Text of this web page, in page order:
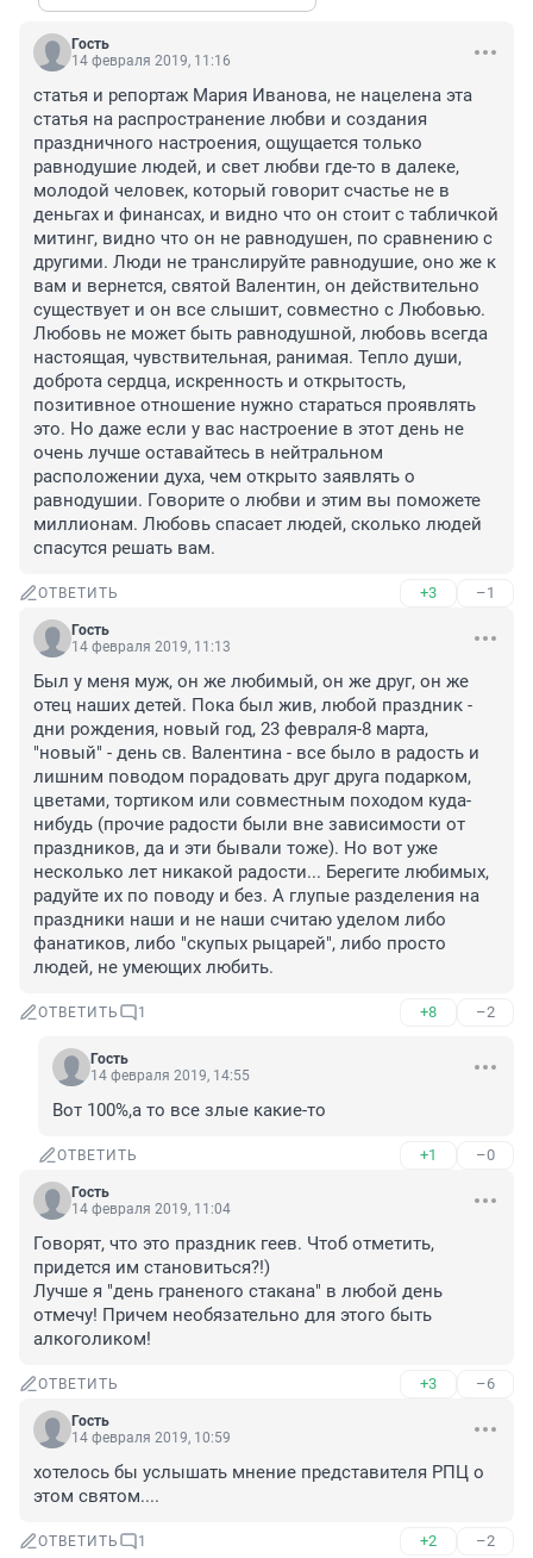
Гость
14 февраля 2019, 11:16
статья и репортаж Мария Иванова, не нацелена эта
статья на распространение любви и создания
праздничного настроения, ощущается только
равнодушие людей, и свет любви где-то в далеке,
молодой человек, который говорит счастье не в
деньгах и финансах, и видно что он стоит с табличкой
митинг, видно что он не равнодушен, по сравнению с
другими. Люди не транслируйте равнодушие, оно же к
вам и вернется, святой Валентин, он действительно
существует и он все слышит, совместно с Любовью.
Любовь не может быть равнодушной, любовь всегда
настоящая, чувствительная, ранимая. Тепло души,
доброта сердца, искренность и открытость,
позитивное отношение нужно стараться проявлять
это. Но даже если у вас настроение в этот день не
очень лучше оставайтесь в нейтральном
расположении духа, чем открыто заявлять о
равнодушии. Говорите о любви и этим вы поможете
миллионам. Любовь спасает людей, сколько людей
спасутся решать вам.
ОТВЕТИТЬ +3 –1
Гость
14 февраля 2019, 11:13
Был у меня муж, он же любимый, он же друг, он же
отец наших детей. Пока был жив, любой праздник -
дни рождения, новый год, 23 февраля-8 марта,
"новый" - день св. Валентина - все было в радость и
лишним поводом порадовать друг друга подарком,
цветами, тортиком или совместным походом куда-
нибудь (прочие радости были вне зависимости от
праздников, да и эти бывали тоже). Но вот уже
несколько лет никакой радости... Берегите любимых,
радуйте их по поводу и без. А глупые разделения на
праздники наши и не наши считаю уделом либо
фанатиков, либо "скупых рыцарей", либо просто
людей, не умеющих любить.
ОТВЕТИТЬ 1 +8 –2
Гость
14 февраля 2019, 14:55
Вот 100%,а то все злые какие-то
ОТВЕТИТЬ +1 –0
Гость
14 февраля 2019, 11:04
Говорят, что это праздник геев. Чтоб отметить,
придется им становиться?!)
Лучше я "день граненого стакана" в любой день
отмечу! Причем необязательно для этого быть
алкоголиком!
ОТВЕТИТЬ +3 –6
Гость
14 февраля 2019, 10:59
хотелось бы услышать мнение представителя РПЦ о
этом святом....
ОТВЕТИТЬ 1 +2 –2